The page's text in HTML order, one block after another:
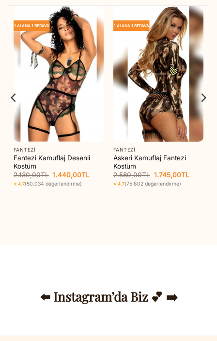
1 ALANA 1 BEDAVA
FANTEZI
Fantezi Kamuflaj Desenli
Kostüm
2.130,00TL Orijinal
fiyat:
2.130,00TL.
1.440,00TLŞu
⭐ 4.7(50.034 değerlendirme)
1 ALANA 1 BEDAVA
FANTEZI
Askeri Kamuflaj Fantezi
Kostüm
2.580,00TL Orijinal
fiyat:
2.580,00TL.
1.745,00TLŞu
⭐ 4.7(75.802 değerlendirme)
⬅️ Instagram’da Biz 💕 ➡️